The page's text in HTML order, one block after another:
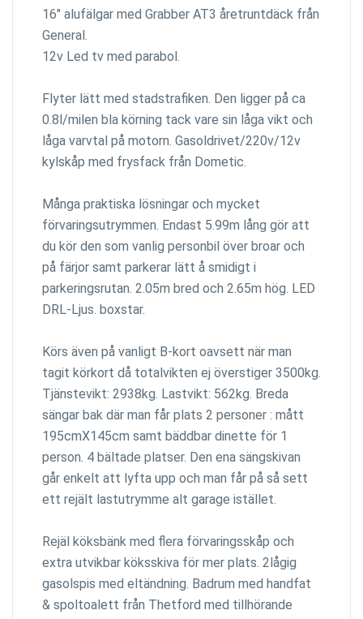
16" alufälgar med Grabber AT3 åretruntdäck från
General.
12v Led tv med parabol.
Flyter lätt med stadstrafiken. Den ligger på ca
0.8l/milen bla körning tack vare sin låga vikt och
låga varvtal på motorn. Gasoldrivet/220v/12v
kylskåp med frysfack från Dometic.
Många praktiska lösningar och mycket
förvaringsutrymmen. Endast 5.99m lång gör att
du kör den som vanlig personbil över broar och
på färjor samt parkerar lätt å smidigt i
parkeringsrutan. 2.05m bred och 2.65m hög. LED
DRL-Ljus. boxstar.
Körs även på vanligt B-kort oavsett när man
tagit körkort då totalvikten ej överstiger 3500kg.
Tjänstevikt: 2938kg. Lastvikt: 562kg. Breda
sängar bak där man får plats 2 personer : mått
195cmX145cm samt bäddbar dinette för 1
person. 4 bältade platser. Den ena sängskivan
går enkelt att lyfta upp och man får på så sett
ett rejält lastutrymme alt garage istället.
Rejäl köksbänk med flera förvaringsskåp och
extra utvikbar köksskiva för mer plats. 2lågig
gasolspis med eltändning. Badrum med handfat
& spoltoalett från Thetford med tillhörande